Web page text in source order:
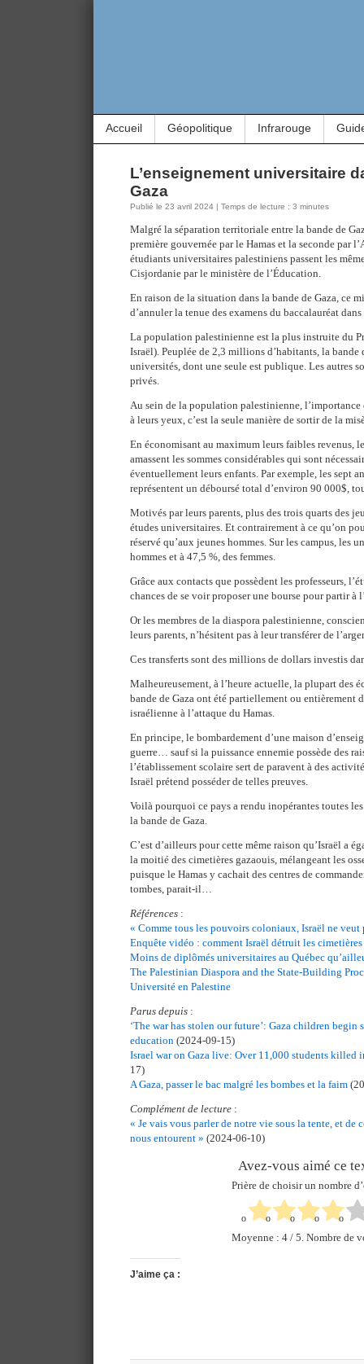
Accueil Géopolitique Infrarouge
L’enseignement universitaire
Gaza
Publié le 23 avril 2024 | Temps de lecture : 3 minutes
Malgré la séparation territoriale entre la bande de
première gouvernée par le Hamas et la seconde par
étudiants universitaires palestiniens passent les
Cisjordanie par le ministère de l’Éducation.
En raison de la situation dans la bande de Gaza, ce
d’annuler la tenue des examens du baccalauréat
La population palestinienne est la plus instruite du
Israël). Peuplée de 2,3 millions d’habitants, la bande
universités, dont une seule est publique. Les autres
privés.
Au sein de la population palestinienne, l’importance
à leurs yeux, c’est la seule manière de sortir de la
En économisant au maximum leurs faibles revenus,
amassent les sommes considérables qui sont
éventuellement leurs enfants. Par exemple, les sept
représentent un déboursé total d’environ 90 000$,
Motivés par leurs parents, plus des trois quarts des
études universitaires. Et contrairement à ce qu’on
réservé qu’aux jeunes hommes. Sur les campus, les
hommes et à 47,5 %, des femmes.
Grâce aux contacts que possèdent les professeurs,
chances de se voir proposer une bourse pour partir à
Or les membres de la diaspora palestinienne,
leurs parents, n’hésitent pas à leur transférer de
Ces transferts sont des millions de dollars investis
Malheureusement, à l’heure actuelle, la plupart des
bande de Gaza ont été partiellement ou entièrement
israélienne à l’attaque du Hamas.
En principe, le bombardement d’une maison
guerre… sauf si la puissance ennemie possède des
l’établissement scolaire sert de paravent à des
Israël prétend posséder de telles preuves.
Voilà pourquoi ce pays a rendu inopérantes toutes
la bande de Gaza.
C’est d’ailleurs pour cette même raison qu’Israël a
la moitié des cimetières gazaouis, mélangeant les
puisque le Hamas y cachait des centres de
tombes, parait-il…
Références :
« Comme tous les pouvoirs coloniaux, Israël ne veut
Enquête vidéo : comment Israël détruit les cimetières
Moins de diplômés universitaires au Québec
The Palestinian Diaspora and the State-Building
Université en Palestine
Parus depuis :
‘The war has stolen our future’: Gaza children
education (2024-09-15)
Israel war on Gaza live: Over 11,000 students killed
17)
A Gaza, passer le bac malgré les bombes et la faim
Complément de lecture :
« Je vais vous parler de notre vie sous la tente, et de
nous entourent » (2024-06-10)
Avez-vous aimé ce
Prière de choisir un nombre
Moyenne : 4 / 5. Nombre de
J’aime ça :